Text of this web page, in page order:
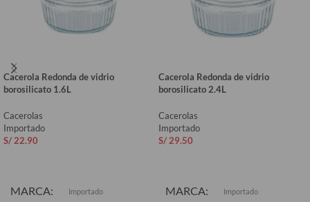
Cacerola Redonda de vidrio
borosilicato 1.6L
Cacerolas
Importado
S/22.90
MARCA Importado
Cacerola Redonda de vidrio
borosilicato 2.4L
Cacerolas
Importado
S/29.50
MARCA Importado